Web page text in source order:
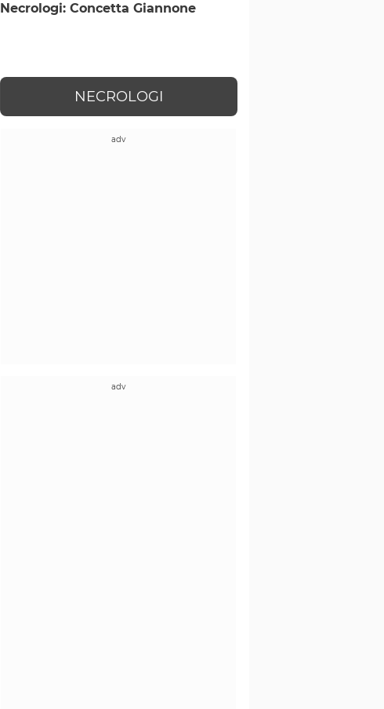
Necrologi: Concetta Giannone
NECROLOGI